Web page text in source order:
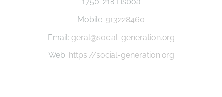
Mobile: 913228460
Email: geral@social-generation.org
Web: https://social-generation.org